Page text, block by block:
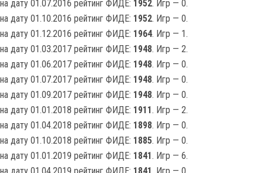
на дату 01.07.2016 рейтинг ФИДЕ: 1952. Игр — 0.
на дату 01.10.2016 рейтинг ФИДЕ: 1952. Игр — 0.
на дату 01.12.2016 рейтинг ФИДЕ: 1964. Игр — 1.
на дату 01.03.2017 рейтинг ФИДЕ: 1948. Игр — 2.
на дату 01.06.2017 рейтинг ФИДЕ: 1948. Игр — 0.
на дату 01.07.2017 рейтинг ФИДЕ: 1948. Игр — 0.
на дату 01.09.2017 рейтинг ФИДЕ: 1948. Игр — 0.
на дату 01.01.2018 рейтинг ФИДЕ: 1911. Игр — 2.
на дату 01.04.2018 рейтинг ФИДЕ: 1898. Игр — 0.
на дату 01.10.2018 рейтинг ФИДЕ: 1885. Игр — 0.
на дату 01.01.2019 рейтинг ФИДЕ: 1841. Игр — 6.